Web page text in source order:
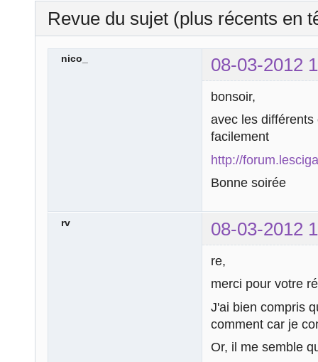
Revue du sujet (plus récents en
nico_ 08-03-2012
bonsoir,
avec les
facilement
http://
Bonne soirée
rv 08-03-2012
re,
merci pour votre
J'ai bien compris
comment car je
Or, il me semble